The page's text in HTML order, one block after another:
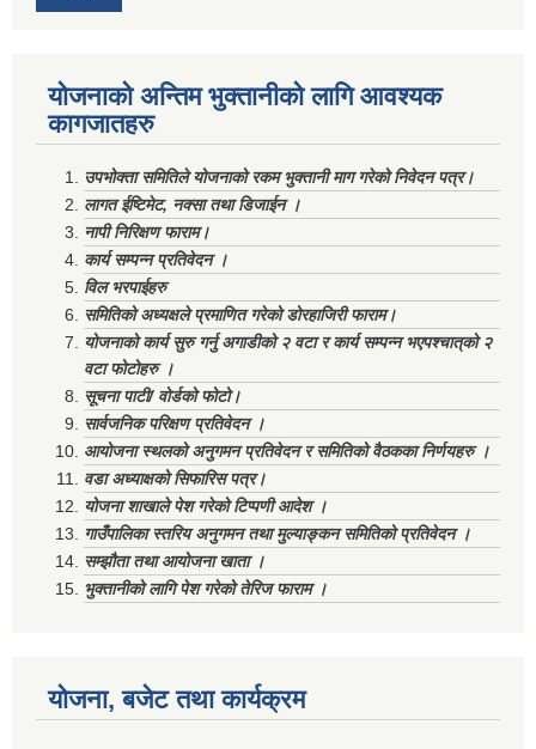
योजनाको अन्तिम भुक्तानीको लागि आवश्यक
कागजातहरु
उपभोक्ता समितिले योजनाको रकम भुक्तानी माग गरेको निवेदन पत्र।
लागत ईष्टिमेट, नक्सा तथा डिजाईन ।
नापी निरिक्षण फाराम।
कार्य सम्पन्न प्रतिवेदन ।
विल भरपाईहरु
समितिको अध्यक्षले प्रमाणित गरेको डोरहाजिरी फाराम।
योजनाको कार्य सुरु गर्नु अगाडीको २ वटा र कार्य सम्पन्न भएपश्चात्‌को २
वटा फोटोहरु ।
सूचना पाटी/ वोर्डको फोटो।
सार्वजनिक परिक्षण प्रतिवेदन ।
आयोजना स्थलको अनुगमन प्रतिवेदन र समितिको वैठकका निर्णयहरु ।
वडा अध्याक्षको सिफारिस पत्र।
योजना शाखाले पेश गरेको टिप्पणी आदेश ।
गाउँपालिका स्तरिय अनुगमन तथा मुल्याङ्कन समितिको प्रतिवेदन ।
सम्झौता तथा आयोजना खाता ।
भुक्तानीको लागि पेश गरेको तेरिज फाराम ।
योजना, बजेट तथा कार्यक्रम